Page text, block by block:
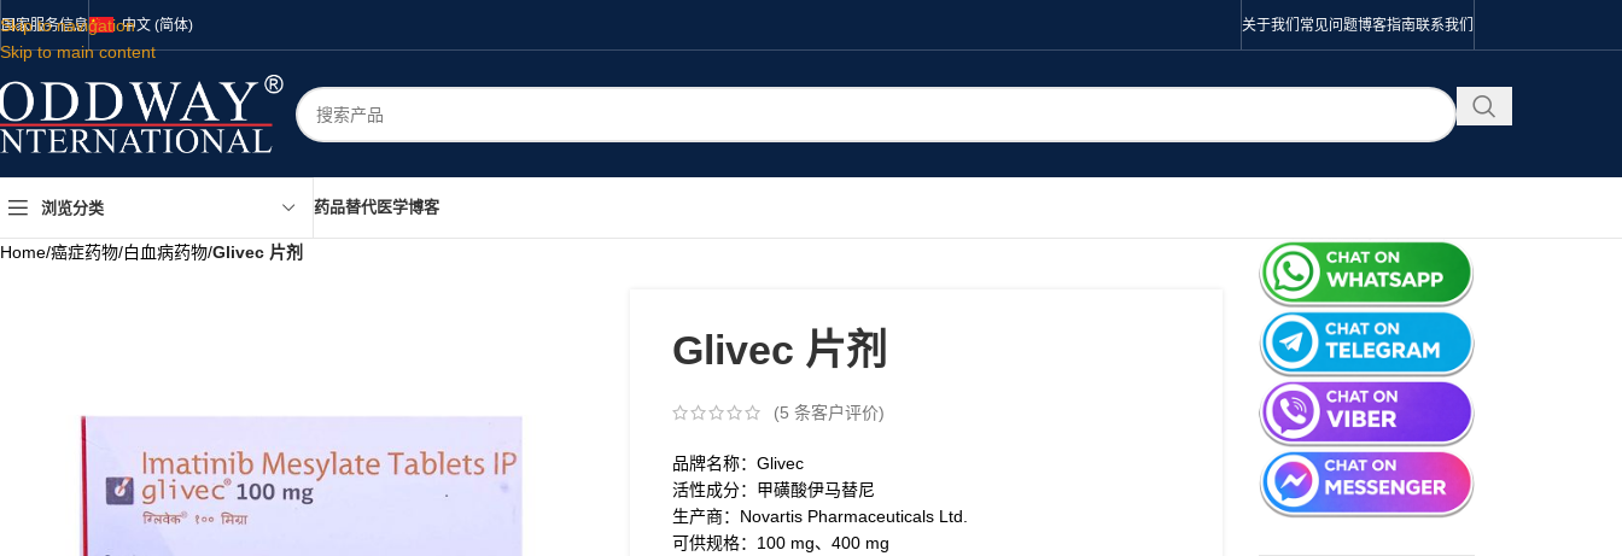
Skip to navigation
Skip to main content
国家服务信息 中文 (简体) 关于我们 常见问题博客指南联系我们
浏览分类 药品替代医学博客
Home/癌症药物/白血病药物/Glivec 片剂
Glivec 片剂
(5 条客户评价)
品牌名称：Glivec
活性成分：甲磺酸伊马替尼
生产商：Novartis Pharmaceuticals Ltd.
可供规格：100 mg、400 mg